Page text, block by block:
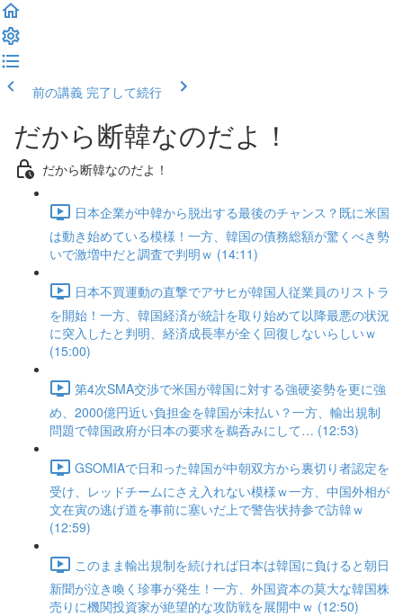
前の講義 完了して続行
だから断韓なのだよ！
だから断韓なのだよ！
日本企業が中韓から脱出する最後のチャンス？既に米国
は動き始めている模様！一方、韓国の債務総額が驚くべき勢
いで激増中だと調査で判明ｗ (14:11)
日本不買運動の直撃でアサヒが韓国人従業員のリストラ
を開始！一方、韓国経済が統計を取り始めて以降最悪の状況
に突入したと判明、経済成長率が全く回復しないらしいｗ
(15:00)
第4次SMA交渉で米国が韓国に対する強硬姿勢を更に強
め、2000億円近い負担金を韓国が未払い？一方、輸出規制
問題で韓国政府が日本の要求を鵜呑みにして… (12:53)
GSOMIAで日和った韓国が中朝双方から裏切り者認定を
受け、レッドチームにさえ入れない模様ｗ一方、中国外相が
文在寅の逃げ道を事前に塞いだ上で警告状持参で訪韓ｗ
(12:59)
このまま輸出規制を続ければ日本は韓国に負けると朝日
新聞が泣き喚く珍事が発生！一方、外国資本の莫大な韓国株
売りに機関投資家が絶望的な攻防戦を展開中ｗ (12:50)